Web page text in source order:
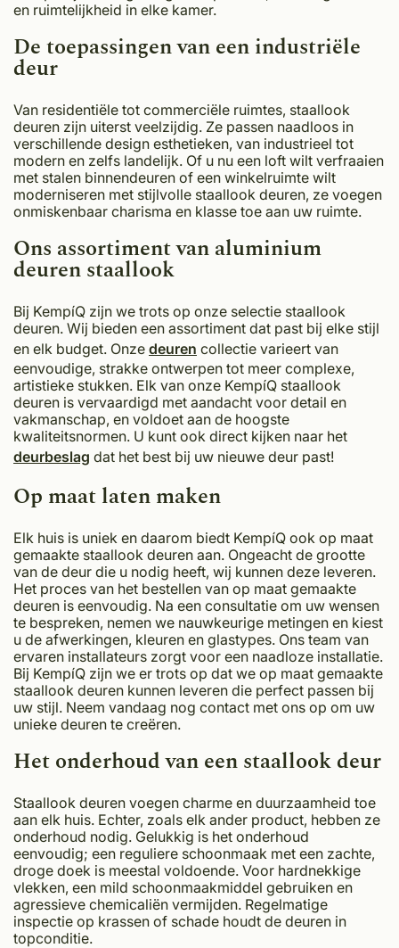
en ruimtelijkheid in elke kamer.
De toepassingen van een industriële
deur
Van residentiële tot commerciële ruimtes, staallook
deuren zijn uiterst veelzijdig. Ze passen naadloos in
verschillende design esthetieken, van industrieel tot
modern en zelfs landelijk. Of u nu een loft wilt verfraaien
met stalen binnendeuren of een winkelruimte wilt
moderniseren met stijlvolle staallook deuren, ze voegen
onmiskenbaar charisma en klasse toe aan uw ruimte.
Ons assortiment van aluminium
deuren staallook
Bij KempíQ zijn we trots op onze selectie staallook
deuren. Wij bieden een assortiment dat past bij elke stijl
en elk budget. Onze deuren collectie varieert van
eenvoudige, strakke ontwerpen tot meer complexe,
artistieke stukken. Elk van onze KempíQ staallook
deuren is vervaardigd met aandacht voor detail en
vakmanschap, en voldoet aan de hoogste
kwaliteitsnormen. U kunt ook direct kijken naar het
deurbeslag dat het best bij uw nieuwe deur past!
Op maat laten maken
Elk huis is uniek en daarom biedt KempíQ ook op maat
gemaakte staallook deuren aan. Ongeacht de grootte
van de deur die u nodig heeft, wij kunnen deze leveren.
Het proces van het bestellen van op maat gemaakte
deuren is eenvoudig. Na een consultatie om uw wensen
te bespreken, nemen we nauwkeurige metingen en kiest
u de afwerkingen, kleuren en glastypes. Ons team van
ervaren installateurs zorgt voor een naadloze installatie.
Bij KempíQ zijn we er trots op dat we op maat gemaakte
staallook deuren kunnen leveren die perfect passen bij
uw stijl. Neem vandaag nog contact met ons op om uw
unieke deuren te creëren.
Het onderhoud van een staallook deur
Staallook deuren voegen charme en duurzaamheid toe
aan elk huis. Echter, zoals elk ander product, hebben ze
onderhoud nodig. Gelukkig is het onderhoud
eenvoudig; een reguliere schoonmaak met een zachte,
droge doek is meestal voldoende. Voor hardnekkige
vlekken, een mild schoonmaakmiddel gebruiken en
agressieve chemicaliën vermijden. Regelmatige
inspectie op krassen of schade houdt de deuren in
topconditie.